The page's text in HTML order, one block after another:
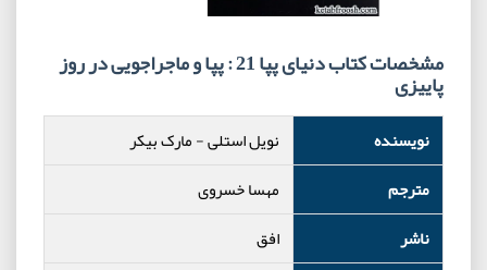
مشخصات کتاب دنیای پپا 21 : پپا و ماجراجویی در روز
پاییزی
نویسنده نویل استلی-مارک بیکر
مترجم
مهسا خسروی
ناشر
افق